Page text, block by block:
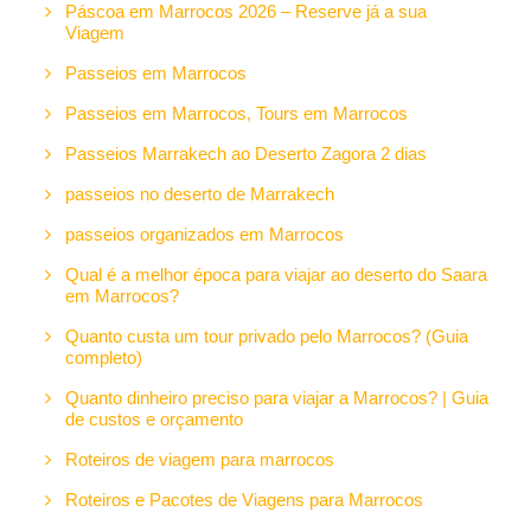
Páscoa em Marrocos 2026 – Reserve já a sua
Viagem
Passeios em Marrocos
Passeios em Marrocos, Tours em Marrocos
Passeios Marrakech ao Deserto Zagora 2 dias
passeios no deserto de Marrakech
passeios organizados em Marrocos
Qual é a melhor época para viajar ao deserto do Saara
em Marrocos?
Quanto custa um tour privado pelo Marrocos? (Guia
completo)
Quanto dinheiro preciso para viajar a Marrocos? | Guia
de custos e orçamento
Roteiros de viagem para marrocos
Roteiros e Pacotes de Viagens para Marrocos